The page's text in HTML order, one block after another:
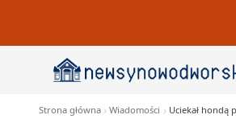
Strona główna Wiadomości Uciekał hondą